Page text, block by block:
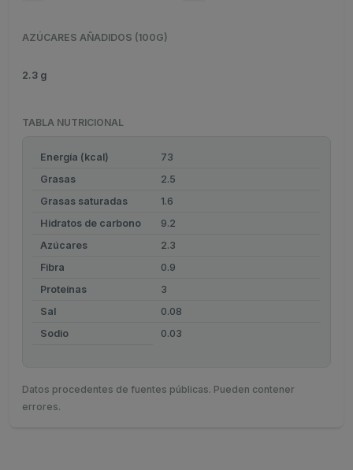
AZÚCARES AÑADIDOS (100G)
2.3 g
TABLA NUTRICIONAL
Energía (kcal)
73
Grasas
2.5
Grasas saturadas
1.6
Hidratos de carbono
9.2
Azúcares
2.3
Fibra
0.9
Proteínas
3
Sal
0.08
Sodio
0.03
Datos procedentes de fuentes públicas. Pueden contener
errores.